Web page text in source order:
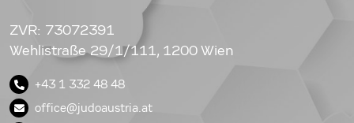
ZVR: 73072391
Wehlistraße 29/1/111, 1200 Wien
+43 1 332 48 48
office@judoaustria.at